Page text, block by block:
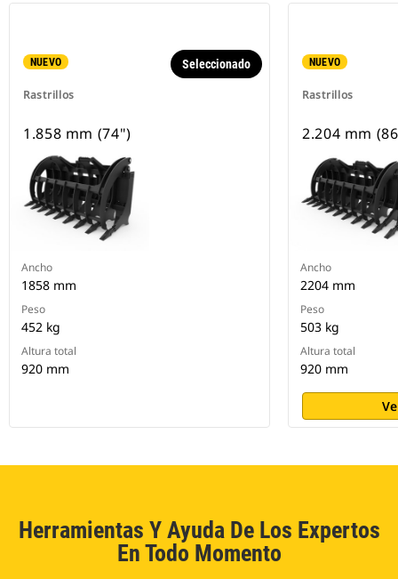
NUEVO
Rastrillos
Seleccionado
1.858 mm (74")
Ancho
1858 mm
Peso
452 kg
Altura total
920 mm
NUEVO
Rastrillos
2.204 mm
Ancho
2204 mm
Peso
503 kg
Altura total
920 mm
Herramientas Y Ayuda De Los Expertos
En Todo Momento